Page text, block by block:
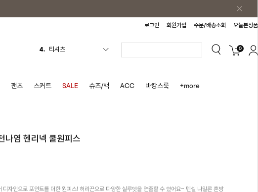
로그인 회원가입 주문/배송조회 오늘본상품
5. 플리츠
7.
원피스
0
팬츠 스커트 SALE 슈즈/백 ACC 바캉스룩 +more
나염 헨리넥 쿨원피스
디자인으로 포인트를 더한 원피스! 허리끈으로 다양한 실루엣을 연출할 수 있어요~ 텐셀 나일론 혼방